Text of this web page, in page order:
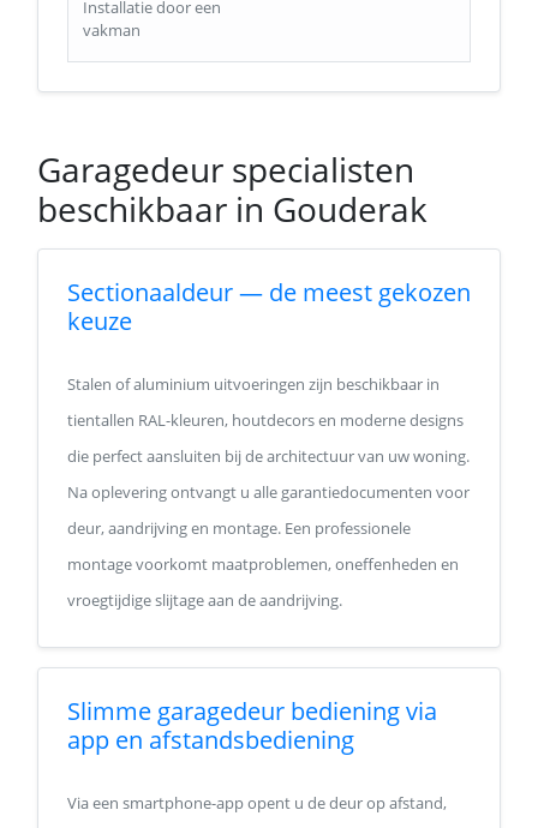
Installatie door een
vakman
Garagedeur specialisten
beschikbaar in Gouderak
Sectionaaldeur — de meest gekozen
keuze
Stalen of aluminium uitvoeringen zijn beschikbaar in
tientallen RAL-kleuren, houtdecors en moderne designs
die perfect aansluiten bij de architectuur van uw woning.
Na oplevering ontvangt u alle garantiedocumenten voor
deur, aandrijving en montage. Een professionele
montage voorkomt maatproblemen, oneffenheden en
vroegtijdige slijtage aan de aandrijving.
Slimme garagedeur bediening via
app en afstandsbediening
Via een smartphone-app opent u de deur op afstand,